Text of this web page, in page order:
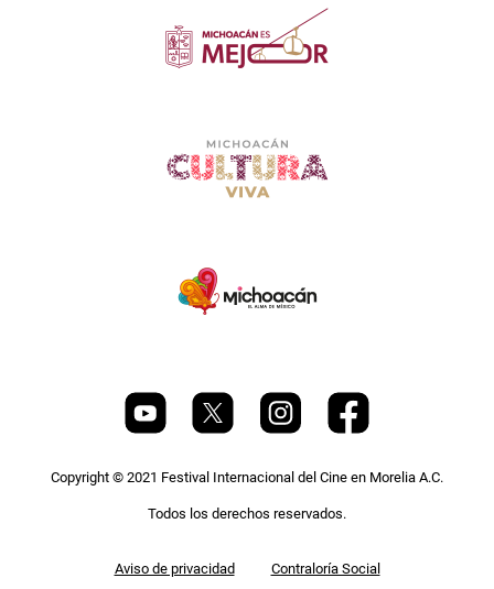
Copyright © 2021 Festival Internacional del Cine en Morelia A.C.
Todos los derechos reservados.
Aviso de privacidad Contraloría Social